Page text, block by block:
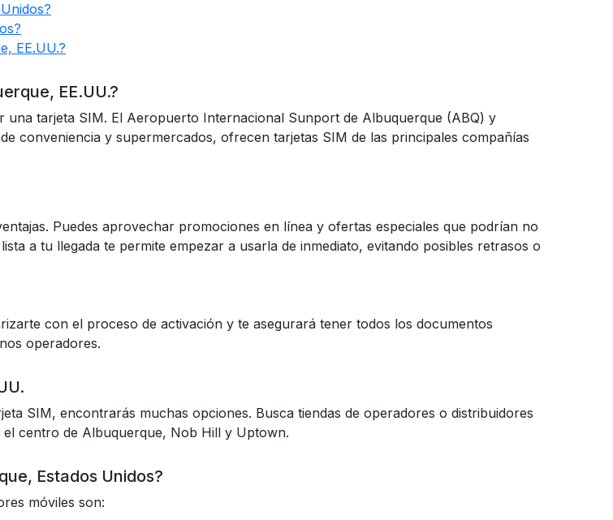
EE.UU.?
EE.UU.?
tarjeta SIM. El Aeropuerto Internacional Sunport de Albuquerque (ABQ) y
conveniencia y supermercados, ofrecen tarjetas SIM de las principales compañías
Puedes aprovechar promociones en línea y ofertas especiales que podrían no
a tu llegada te permite empezar a usarla de inmediato, evitando posibles retrasos o
con el proceso de activación y te asegurará tener todos los documentos
operadores.
SIM, encontrarás muchas opciones. Busca tiendas de operadores o distribuidores
centro de Albuquerque, Nob Hill y Uptown.
Estados Unidos?
móviles son: